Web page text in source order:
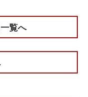
覧へ